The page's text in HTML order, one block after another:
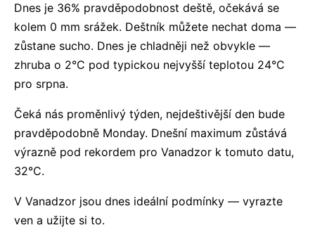
Dnes je 36% pravděpodobnost deště, očekává se
kolem 0 mm srážek. Deštník můžete nechat doma —
zůstane sucho. Dnes je chladněji než obvykle —
zhruba o 2°C pod typickou nejvyšší teplotou 24°C
pro srpna.
Čeká nás proměnlivý týden, nejdeštivější den bude
pravděpodobně Monday. Dnešní maximum zůstává
výrazně pod rekordem pro Vanadzor k tomuto datu,
32°C.
V Vanadzor jsou dnes ideální podmínky — vyrazte
ven a užijte si to.